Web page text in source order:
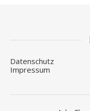
Datenschutz
Impressum